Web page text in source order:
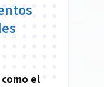
como el